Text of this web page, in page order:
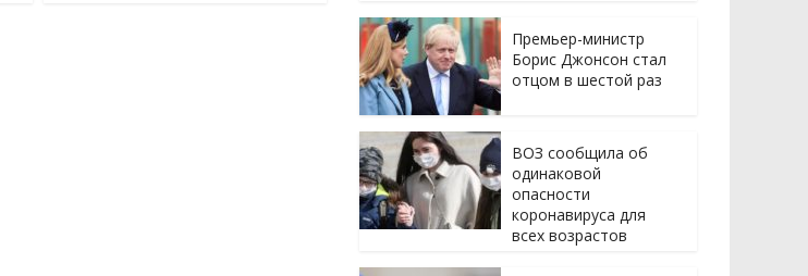
Премьер-министр
Борис Джонсон стал
отцом в шестой раз
ВОЗ сообщила об
одинаковой
опасности
коронавируса для
всех возрастов